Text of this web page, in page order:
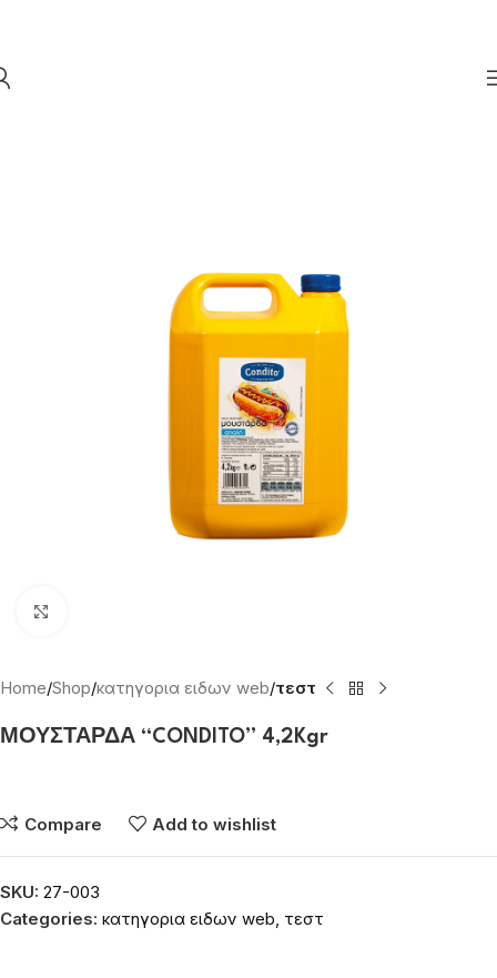
Home Shop κατηγορια ειδων web τεστ
ΜΟΥΣΤΑΡΔΑ “CONDITO” 4,2Kgr
Compare Add to wishlist
SKU: 27-003
Categories: κατηγορια ειδων web, τεστ